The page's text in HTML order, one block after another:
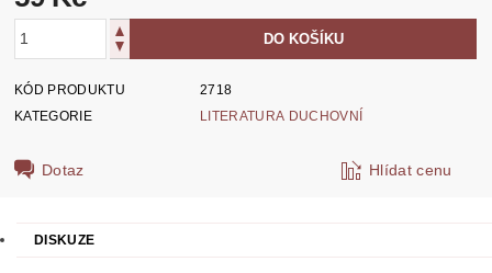
KÓD PRODUKTU
2718
KATEGORIE
LITERATURA DUCHOVNÍ
Dotaz Hlídat cenu
DISKUZE